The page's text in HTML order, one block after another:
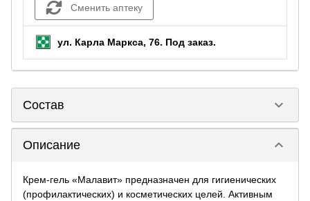
Сменить аптеку
ул. Карла Маркса, 76. Под заказ.
Состав keyboard_arrow_down
Описание keyboard_arrow_down
Крем-гель «Малавит» предназначен для гигиенических
(профилактических) и косметических целей. Активным